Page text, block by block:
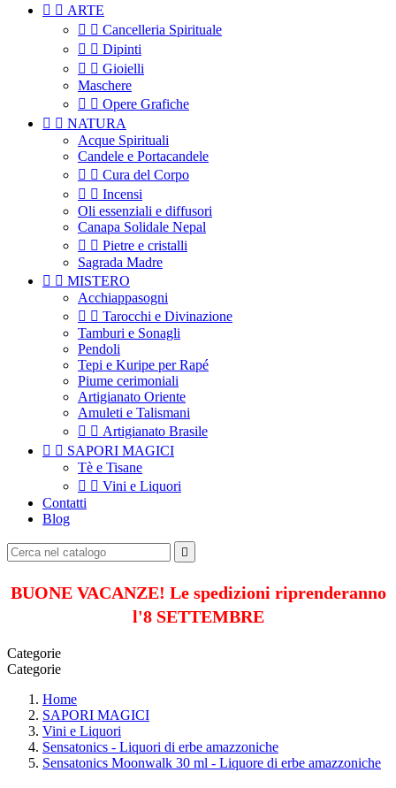
  ARTE
  Cancelleria Spirituale
  Dipinti
  Gioielli
Maschere
  Opere Grafiche
  NATURA
Acque Spirituali
Candele e Portacandele
  Cura del Corpo
  Incensi
Oli essenziali e diffusori
Canapa Solidale Nepal
  Pietre e cristalli
Sagrada Madre
  MISTERO
Acchiappasogni
  Tarocchi e Divinazione
Tamburi e Sonagli
Pendoli
Tepi e Kuripe per Rapé
Piume cerimoniali
Artigianato Oriente
Amuleti e Talismani
  Artigianato Brasile
  SAPORI MAGICI
Tè e Tisane
  Vini e Liquori
Contatti
Blog

BUONE VACANZE! Le spedizioni riprenderanno
l'8 SETTEMBRE
Categorie
Categorie
Home
SAPORI MAGICI
Vini e Liquori
Sensatonics - Liquori di erbe amazzoniche
Sensatonics Moonwalk 30 ml - Liquore di erbe amazzoniche